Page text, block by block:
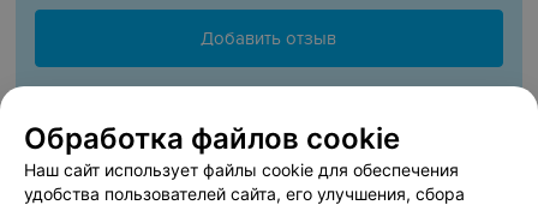
Добавить отзыв
Пользовательского соглашения
Обработка файлов cookie
Наш сайт использует файлы cookie для обеспечения
удобства пользователей сайта, его улучшения, сбора